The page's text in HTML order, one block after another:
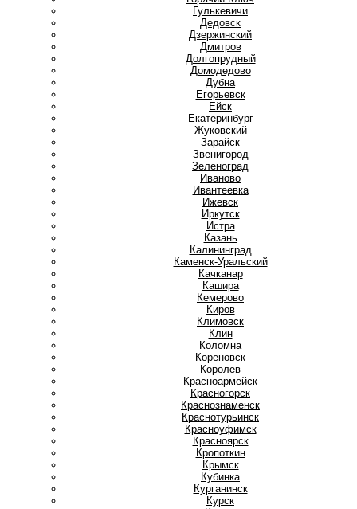
Гулькевичи
Дедовск
Дзержинский
Дмитров
Долгопрудный
Домодедово
Дубна
Егорьевск
Ейск
Екатеринбург
Жуковский
Зарайск
Звенигород
Зеленоград
Иваново
Ивантеевка
Ижевск
Иркутск
Истра
Казань
Калининград
Каменск-Уральский
Качканар
Кашира
Кемерово
Киров
Климовск
Клин
Коломна
Кореновск
Королев
Красноармейск
Красногорск
Краснознаменск
Краснотурьинск
Красноуфимск
Красноярск
Кропоткин
Крымск
Кубинка
Курганинск
Курск